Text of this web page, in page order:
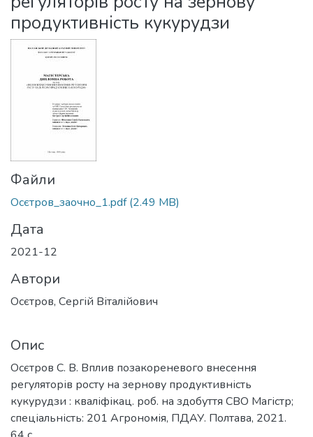
продуктивність кукурудзи
Файли
Осєтров_заочно_1.pdf(2.49 MB)
Дата
2021-12
Автори
Осєтров, Сергій Віталійович
Опис
Осєтров С. В. Вплив позакореневого внесення
регуляторів росту на зернову продуктивність
кукурудзи : кваліфікац. роб. на здобуття СВО Магістр;
спеціальність: 201 Агрономія, ПДАУ. Полтава, 2021.